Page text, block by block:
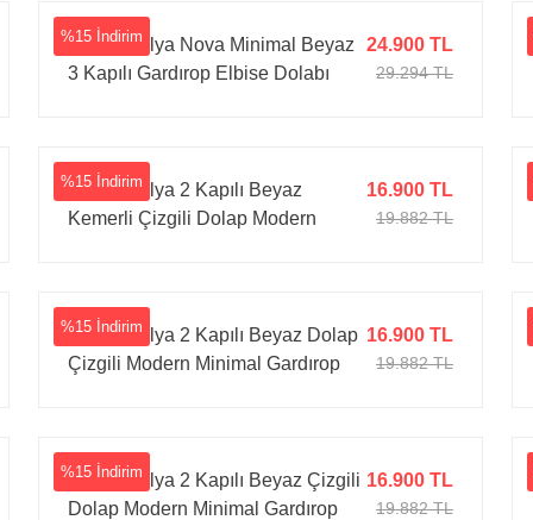
%15 İndirim
Tarz Mobilya Nova Minimal Beyaz
3 Kapılı Gardırop Elbise Dolabı
24.900 TL
29.294 TL
%15 İndirim
Tarz Mobilya 2 Kapılı Beyaz
Kemerli Çizgili Dolap Modern
16.900 TL
19.882 TL
%15 İndirim
Tarz Mobilya 2 Kapılı Beyaz Dolap
Çizgili Modern Minimal Gardırop
16.900 TL
19.882 TL
%15 İndirim
Tarz Mobilya 2 Kapılı Beyaz Çizgili
Dolap Modern Minimal Gardırop
16.900 TL
19.882 TL